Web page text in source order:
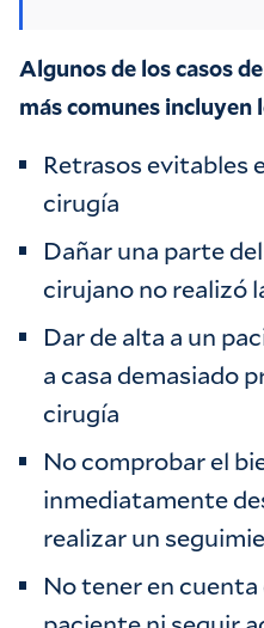
Algunos de los casos
más comunes incluyen
Retrasos evitables
cirugía
Dañar una parte
cirujano no realizó
Dar de alta a un
a casa demasiado
cirugía
No comprobar el
inmediatamente
realizar un
No tener en